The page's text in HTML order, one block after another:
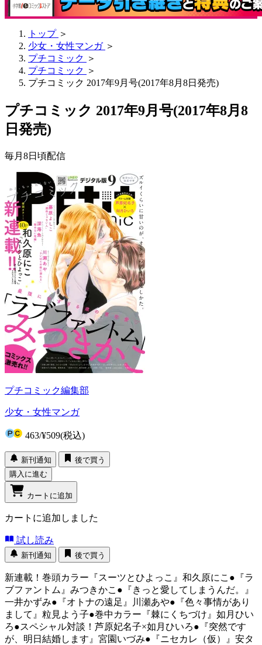
トップ ＞
少女・女性マンガ ＞
プチコミック ＞
プチコミック ＞
プチコミック 2017年9月号(2017年8月8日発売)
プチコミック 2017年9月号(2017年8月8
日発売)
毎月8日頃配信
プチコミック編集部
少女・女性マンガ
463/¥509(税込)
新刊通知
後で買う
購入に進む
カートに追加
カートに追加しました
試し読み
新刊通知 後で買う
新連載！巻頭カラー『スーツとひよっこ』和久原にこ●『ラ
ブファントム』みつきかこ●『きっと愛してしまうんだ。』
一井かずみ●『オトナの遠足』川瀬あや●『色々事情があり
まして』粒見よう子●巻中カラー『棘にくちづけ』如月ひい
ろ●スペシャル対談！芦原妃名子×如月ひいろ●『突然です
が、明日結婚します』宮園いづみ●『ニセカレ（仮）』安タ